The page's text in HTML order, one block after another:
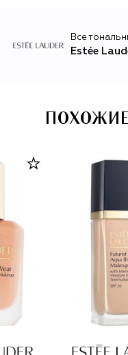
изучающая механизм,
генов под влиянием образа
Все
Estée